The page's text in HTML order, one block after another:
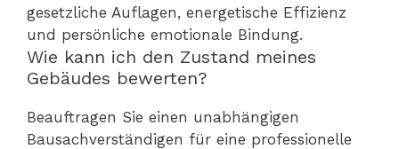
gesetzliche Auflagen, energetische Effizienz
und persönliche emotionale Bindung.
Wie kann ich den Zustand meines
Gebäudes bewerten?
Beauftragen Sie einen unabhängigen
Bausachverständigen für eine professionelle